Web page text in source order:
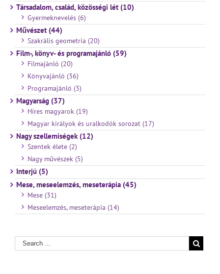
Társadalom, család, közösségi lét (10)
Gyermeknevelés (6)
Művészet (44)
Szakrális geometria (20)
Film-, könyv- és programajánló (59)
Filmajánló (20)
Könyvajánló (36)
Programajánló (3)
Magyarság (37)
Híres magyarok (19)
Magyar királyok és uralkodók sorozat (17)
Nagy szellemiségek (12)
Szentek élete (2)
Nagy művészek (5)
Interjú (5)
Mese, meseelemzés, meseterápia (45)
Mese (31)
Meseelemzés, meseterápia (14)